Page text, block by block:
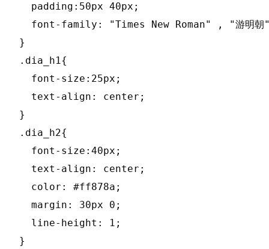
  padding:50px 40px;
font-family: "Times New Roman" , "游明
}
.dia_h1{
  font-size:25px;
  text-align: center;
}
.dia_h2{
  font-size:40px;
  text-align: center;
  color: #ff878a;
  margin: 30px 0;
  line-height: 1;
}